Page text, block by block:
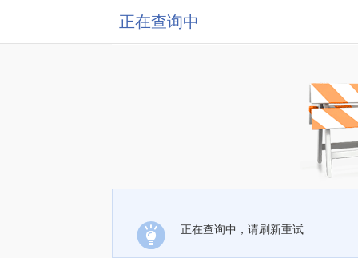
正在查询中
正在查询中，请刷新重试